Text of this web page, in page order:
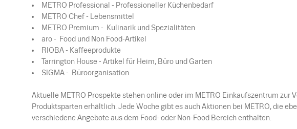
METRO Professional - Professioneller Küchenbedarf
METRO Chef - Lebensmittel
METRO Premium - Kulinarik und Spezialitäten
aro - Food und Non Food-Artikel
RIOBA - Kaffeeprodukte
Tarrington House - Artikel für Heim, Büro und Garten
SIGMA - Büroorganisation
Aktuelle METRO Prospekte stehen online oder im METRO Einkaufszentrum zur
Produktsparten erhältlich. Jede Woche gibt es auch Aktionen bei METRO, die
verschiedene Angebote aus dem Food- oder Non-Food Bereich enthalten.